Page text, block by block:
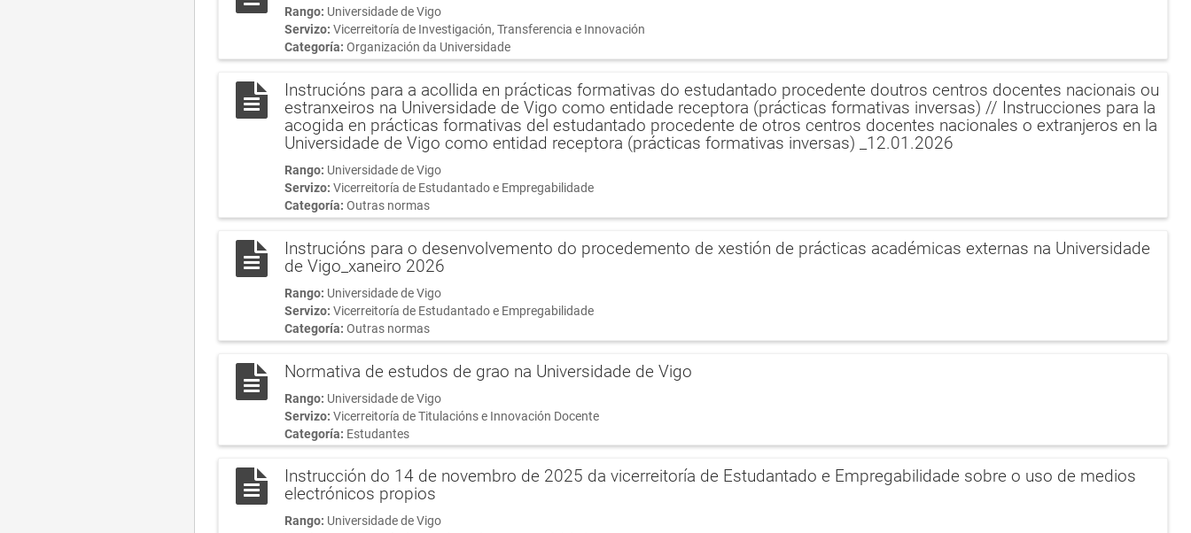
Rango: Universidade de Vigo
Servizo: Vicerreitoría de Investigación, Transferencia e Innovación
Categoría: Organización da Universidade
Instrucións para a acollida en prácticas formativas do estudantado procedente doutros centros docentes nacionais ou
estranxeiros na Universidade de Vigo como entidade receptora (prácticas formativas inversas) // Instrucciones para la
acogida en prácticas formativas del estudantado procedente de otros centros docentes nacionales o extranjeros en la
Universidade de Vigo como entidad receptora (prácticas formativas inversas) _12.01.2026
Rango: Universidade de Vigo
Servizo: Vicerreitoría de Estudantado e Empregabilidade
Categoría: Outras normas
Instrucións para o desenvolvemento do procedemento de xestión de prácticas académicas externas na Universidade
de Vigo_xaneiro 2026
Rango: Universidade de Vigo
Servizo: Vicerreitoría de Estudantado e Empregabilidade
Categoría: Outras normas
Normativa de estudos de grao na Universidade de Vigo
Rango: Universidade de Vigo
Servizo: Vicerreitoría de Titulacións e Innovación Docente
Categoría: Estudantes
Instrucción do 14 de novembro de 2025 da vicerreitoría de Estudantado e Empregabilidade sobre o uso de medios
electrónicos propios
Rango: Universidade de Vigo